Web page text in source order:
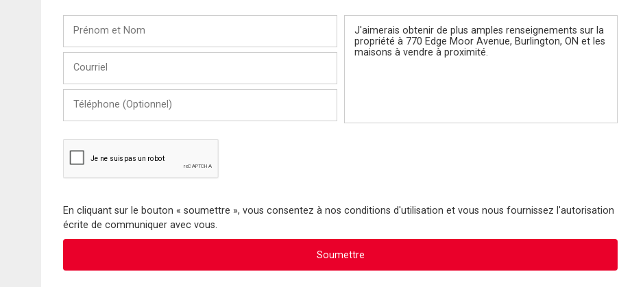
Nom
(Optionnel)
En cliquant sur le bouton « soumettre », vous consentez à nos conditions d'utilisation et vous nous fournissez l'autorisation
écrite de communiquer avec vous.